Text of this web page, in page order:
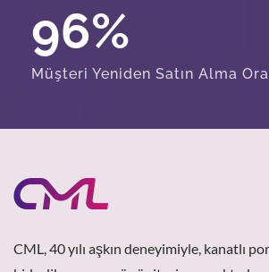
96%
Müşteri Yeniden Satın Alma
CML, 40 yılı aşkın deneyimiyle, kanatlı